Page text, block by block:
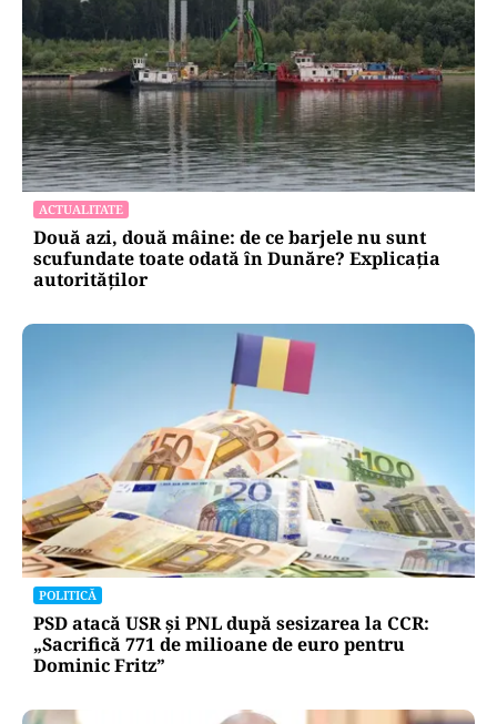
ACTUALITATE
Două azi, două mâine: de ce barjele nu sunt
scufundate toate odată în Dunăre? Explicația
autorităților
POLITICĂ
PSD atacă USR și PNL după sesizarea la CCR:
„Sacrifică 771 de milioane de euro pentru
Dominic Fritz”